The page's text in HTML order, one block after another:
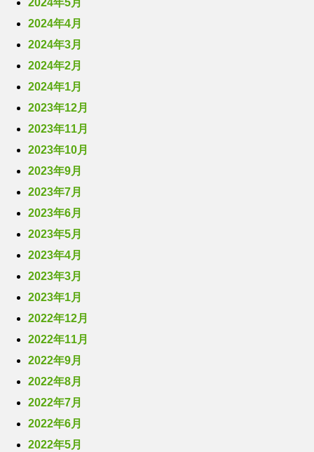
2024年5月
2024年4月
2024年3月
2024年2月
2024年1月
2023年12月
2023年11月
2023年10月
2023年9月
2023年7月
2023年6月
2023年5月
2023年4月
2023年3月
2023年1月
2022年12月
2022年11月
2022年9月
2022年8月
2022年7月
2022年6月
2022年5月